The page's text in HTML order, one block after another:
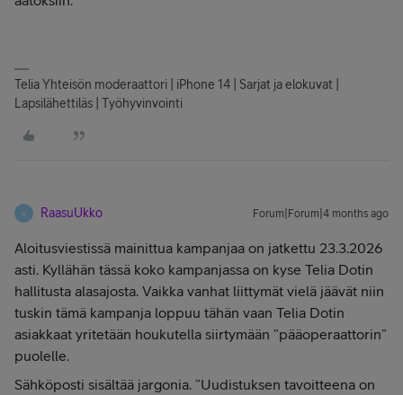
Telia Yhteisön moderaattori | iPhone 14 | Sarjat ja elokuvat |
Lapsilähettiläs | Työhyvinvointi
R RaasuUkko Forum|Forum|4 months ago
Aloitusviestissä mainittua kampanjaa on jatkettu 23.3.2026
asti. Kyllähän tässä koko kampanjassa on kyse Telia Dotin
hallitusta alasajosta. Vaikka vanhat liittymät vielä jäävät niin
tuskin tämä kampanja loppuu tähän vaan Telia Dotin
asiakkaat yritetään houkutella siirtymään ”pääoperaattorin”
puolelle.
Sähköposti sisältää jargonia. ”Uudistuksen tavoitteena on